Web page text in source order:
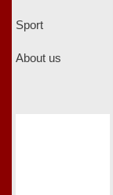
Sport
About us